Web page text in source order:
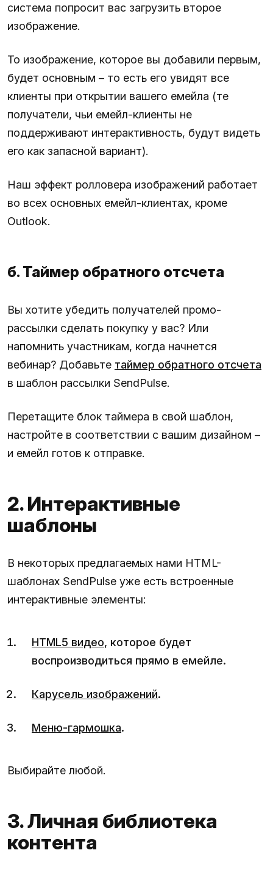
система попросит вас загрузить второе
изображение.
То изображение, которое вы добавили первым,
будет основным – то есть его увидят все
клиенты при открытии вашего емейла (те
получатели, чьи емейл-клиенты не
поддерживают интерактивность, будут видеть
его как запасной вариант).
Наш эффект ролловера изображений работает
во всех основных емейл-клиентах, кроме
Outlook.
б. Таймер обратного отсчета
Вы хотите убедить получателей промо-
рассылки сделать покупку у вас? Или
напомнить участникам, когда начнется
вебинар? Добавьте таймер обратного отсчета
в шаблон рассылки SendPulse.
Перетащите блок таймера в свой шаблон,
настройте в соответствии с вашим дизайном –
и емейл готов к отправке.
2. Интерактивные
шаблоны
В некоторых предлагаемых нами HTML-
шаблонах SendPulse уже есть встроенные
интерактивные элементы:
HTML5 видео, которое будет
воспроизводиться прямо в емейле.
Карусель изображений.
Меню-гармошка.
Выбирайте любой.
3. Личная библиотека
контента